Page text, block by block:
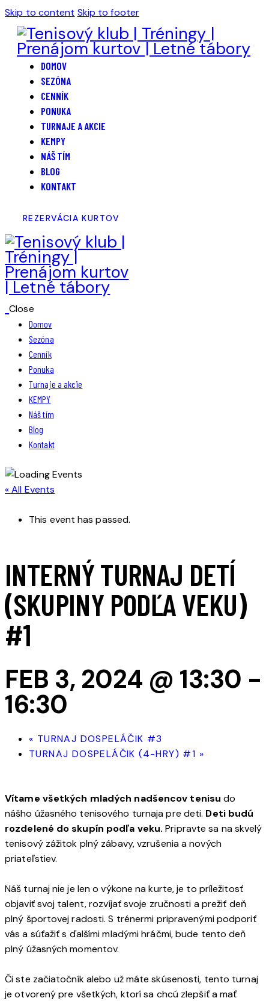
Skip to content Skip to footer
DOMOV
SEZÓNA
CENNÍK
PONUKA
TURNAJE A AKCIE
KEMPY
NÁŠ TÍM
BLOG
KONTAKT
REZERVÁCIA KURTOV
Close
Domov
Sezóna
Cenník
Ponuka
Turnaje a akcie
KEMPY
Náš tím
Blog
Kontakt
« All Events
This event has passed.
INTERNÝ TURNAJ DETÍ
(SKUPINY PODĽA VEKU)
#1
FEB 3, 2024 @ 13:30 -
16:30
« TURNAJ DOSPELÁČIK #3
TURNAJ DOSPELÁČIK (4-HRY) #1 »
Vítame všetkých mladých nadšencov tenisu do
nášho úžasného tenisového turnaja pre deti. Deti budú
rozdelené do skupín podľa veku. Pripravte sa na skvelý
tenisový zážitok plný zábavy, vzrušenia a nových
priateľstiev.
Náš turnaj nie je len o výkone na kurte, je to príležitosť
objaviť svoj talent, rozvíjať svoje zručnosti a prežiť deň
plný športovej radosti. S trénermi pripravenými podporiť
vás a súťažiť s ďalšími mladými hráčmi, bude tento deň
plný úžasných momentov.
Či ste začiatočník alebo už máte skúsenosti, tento turnaj
je otvorený pre všetkých, ktorí sa chcú zlepšiť a mať